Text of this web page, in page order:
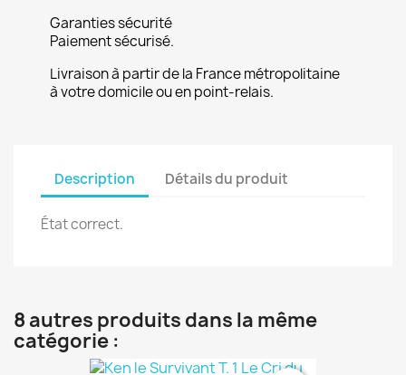
Garanties sécurité
Paiement sécurisé.
Livraison à partir de la France métropolitaine
à votre domicile ou en point-relais.
Description Détails du produit
État correct.
8 autres produits dans la même
catégorie :